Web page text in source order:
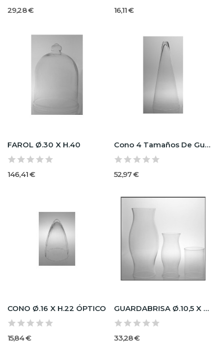
29,28 € 16,11 €
FAROL Ø.30 X H.40
146,41 €
Cono 4 Tamaños De Guardabrisa
52,97 €
CONO Ø.16 X H.22 ÓPTICO
15,84 €
GUARDABRISA Ø.10,5 X H.15 - 2 LADOS ABIERTO
33,28 €